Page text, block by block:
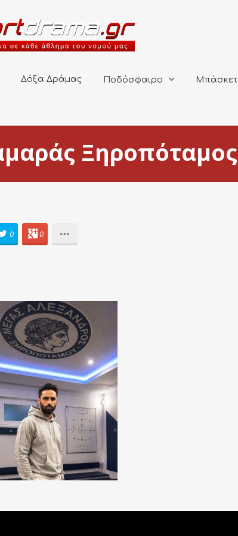
Δόξα Δράμας Ποδόσφαιρο Μπάσκετ
Ξηροπόταμος
0 0